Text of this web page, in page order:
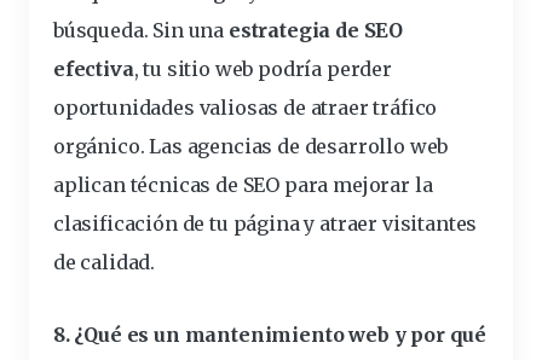
búsqueda. Sin una estrategia de SEO
efectiva, tu sitio web podría perder
oportunidades valiosas de atraer tráfico
orgánico. Las agencias de desarrollo web
aplican técnicas de SEO para mejorar la
clasificación de tu página y atraer visitantes
de calidad.
8. ¿Qué es un mantenimiento web y por qué